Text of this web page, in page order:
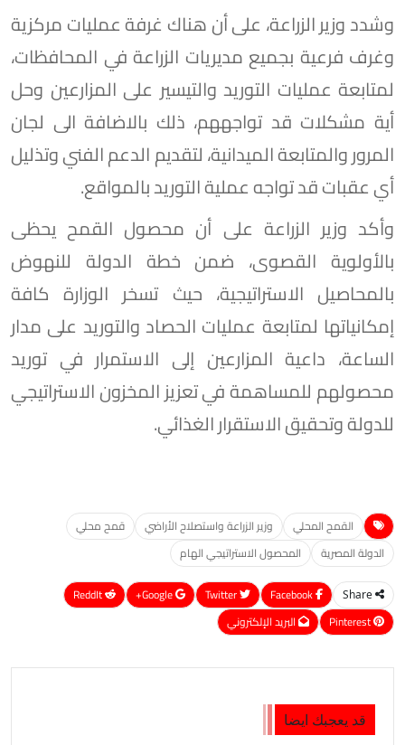
وشدد وزير الزراعة، على أن هناك غرفة عمليات مركزية
وغرف فرعية بجميع مديريات الزراعة في المحافظات،
لمتابعة عمليات التوريد والتيسير على المزارعين وحل
أية مشكلات قد تواجههم، ذلك بالاضافة الى لجان
المرور والمتابعة الميدانية، لتقديم الدعم الفني وتذليل
أي عقبات قد تواجه عملية التوريد بالمواقع.
وأكد وزير الزراعة على أن محصول القمح يحظى
بالأولوية القصوى، ضمن خطة الدولة للنهوض
بالمحاصيل الاستراتيجية، حيث تسخر الوزارة كافة
إمكانياتها لمتابعة عمليات الحصاد والتوريد على مدار
الساعة، داعية المزارعين إلى الاستمرار في توريد
محصولهم للمساهمة في تعزيز المخزون الاستراتيجي
للدولة وتحقيق الاستقرار الغذائي.
القمح المحلي وزير الزراعة واستصلاح الأراضي
قمح محلي
الدولة المصرية
المحصول الاستراتيجي الهام
Share
Google+
ReddIt
Pinterest
البريد الإلكتروني
قد يعجبك ايضا